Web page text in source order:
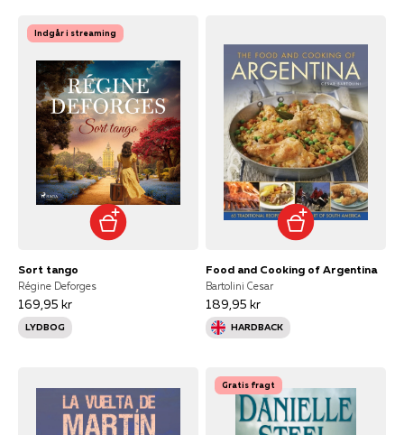
Indgår i streaming
Sort tango
Régine Deforges
169,95 kr
LYDBOG
Food and Cooking of Argentina
Bartolini Cesar
189,95 kr
HARDBACK
Gratis fragt